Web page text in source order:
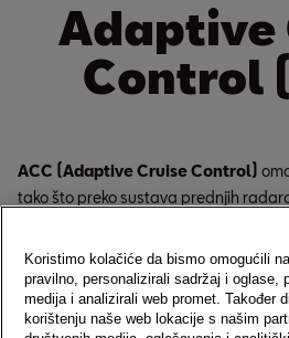
Adaptive
Control
ACC (Adaptive Cruise Control)
tako što preko sustava prednjih
željenim stilom vožnje vozača.
rukovanje. Pritom vozač odabire
razmak od vozila ispred vlastitog –
propisan minimalni razmak.
Koristimo kolačiće da bismo omogućili
pravilno, personalizirali sadržaj i oglase,
medija i analizirali web promet. Također
korištenju naše web lokacije s našim